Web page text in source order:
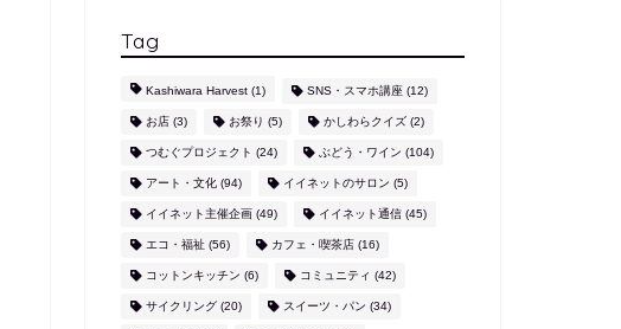
Tag
Kashiwara Harvest(1) SNS・スマホ講座 (12)
お店 (3) お祭り (5) かしわらクイズ(2)
つむぐプロジェクト (24) ぶどう・ワイン (104)
アート・文化(94) イイネットのサロン (5)
イイネット主催企画 (49) イイネット通信(45)
エコ・福祉(56) カフェ・喫茶店 (16)
コットンキッチン (6) コミュニティ (42)
サイクリング(20) スイーツ・パン (34)